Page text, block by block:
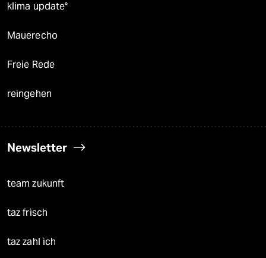
klima update°
Mauerecho
Freie Rede
reingehen
Newsletter
team zukunft
taz frisch
taz zahl ich